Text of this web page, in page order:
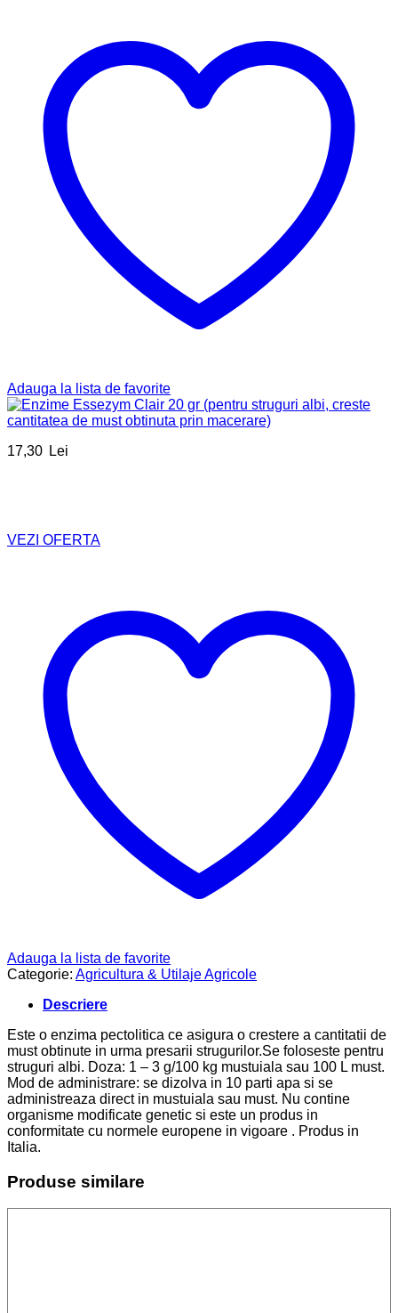
Adauga la lista de favorite
17,30 Lei
VEZI OFERTA
Adauga la lista de favorite
Categorie: Agricultura & Utilaje Agricole
Descriere
Este o enzima pectolitica ce asigura o crestere a cantitatii de
must obtinute in urma presarii strugurilor.Se foloseste pentru
struguri albi. Doza: 1 – 3 g/100 kg mustuiala sau 100 L must.
Mod de administrare: se dizolva in 10 parti apa si se
administreaza direct in mustuiala sau must. Nu contine
organisme modificate genetic si este un produs in
conformitate cu normele europene in vigoare . Produs in
Italia.
Produse similare